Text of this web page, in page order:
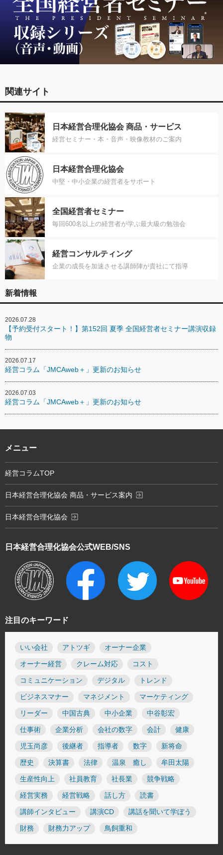
関連サイト
日本経営合理化協会 商品・サービス
経営セミナー・本・音声・映像教材のご案内
日本経営合理化協会
中堅・中小企業の経営者をサポート
全国経営者セミナー
毎回600名以上の経営者が学ぶ最大級の勉強会
経営コンサルティング
企業の成長を加速させる講師陣が貴社にて指導
新着情報
2026.07.28
【予約受付スタート！】第152回 夏季 全国経営者セミナー講演収録
物
2026.07.17
経営コラム「JMCAweb＋」更新のお知らせ
2026.07.03
経営コラム「JMCAweb＋」更新のお知らせ
注目のキーワード
いい会社 アトツギ オーナー企業
オーナー経営 クレーム対応 コスト
コミュニケーション デジタル トレンド
ビジネスマナー マネジメント マーケティング
リーダー 中国古典 中小企業 中谷彰宏
仕事術 企業分析 会社の数字 会計 健康
児玉尚彦 後継者 指導者 数字 新将命
歴史 決算書 法律 温泉 癒し 牟田太陽
生産性向上 社員教育 社長業 競争戦略
経営実務 経営戦略 話し方 読書
講師インタビュー 講演CD 講話を聞いて学ぼう
財務 財務力アップ 鳥飼重和
日本経営合理化協会公式WEB/SNS
メニュー
経営コラムTOP
日本経営合理化協会 商品・サービス案内 exit_to_app
日本経営合理化協会 exit_to_app